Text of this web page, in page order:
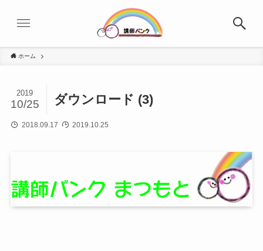
ホーム
ダウンロード (3)
2019
10/25
2018.09.17 2019.10.25